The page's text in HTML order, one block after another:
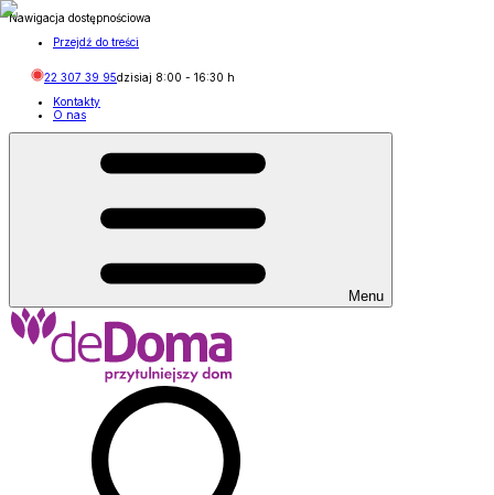
Nawigacja dostępnościowa
Przejdź do treści
22 307 39 95dzisiaj 8:00 - 16:30 h
Kontakty
O nas
Menu